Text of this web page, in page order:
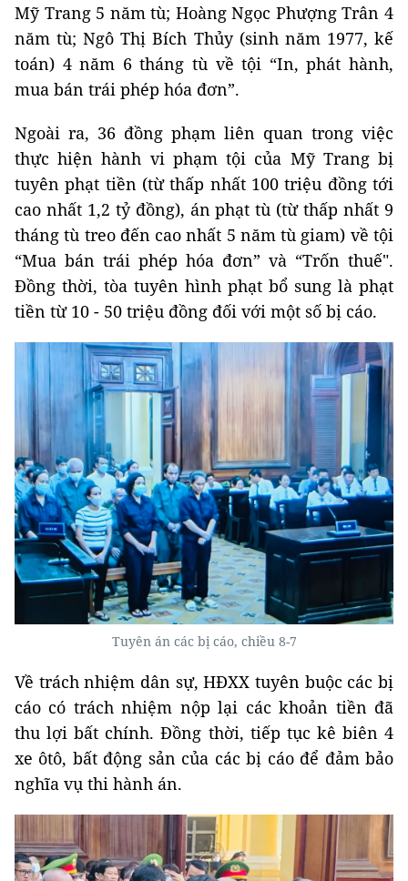
Mỹ Trang 5 năm tù; Hoàng Ngọc Phượng Trân 4
năm tù; Ngô Thị Bích Thủy (sinh năm 1977, kế
toán) 4 năm 6 tháng tù về tội “In, phát hành,
mua bán trái phép hóa đơn”.
Ngoài ra, 36 đồng phạm liên quan trong việc
thực hiện hành vi phạm tội của Mỹ Trang bị
tuyên phạt tiền (từ thấp nhất 100 triệu đồng tới
cao nhất 1,2 tỷ đồng), án phạt tù (từ thấp nhất 9
tháng tù treo đến cao nhất 5 năm tù giam) về tội
“Mua bán trái phép hóa đơn” và “Trốn thuế".
Đồng thời, tòa tuyên hình phạt bổ sung là phạt
tiền từ 10 - 50 triệu đồng đối với một số bị cáo.
Tuyên án các bị cáo, chiều 8-7
Về trách nhiệm dân sự, HĐXX tuyên buộc các bị
cáo có trách nhiệm nộp lại các khoản tiền đã
thu lợi bất chính. Đồng thời, tiếp tục kê biên 4
xe ôtô, bất động sản của các bị cáo để đảm bảo
nghĩa vụ thi hành án.